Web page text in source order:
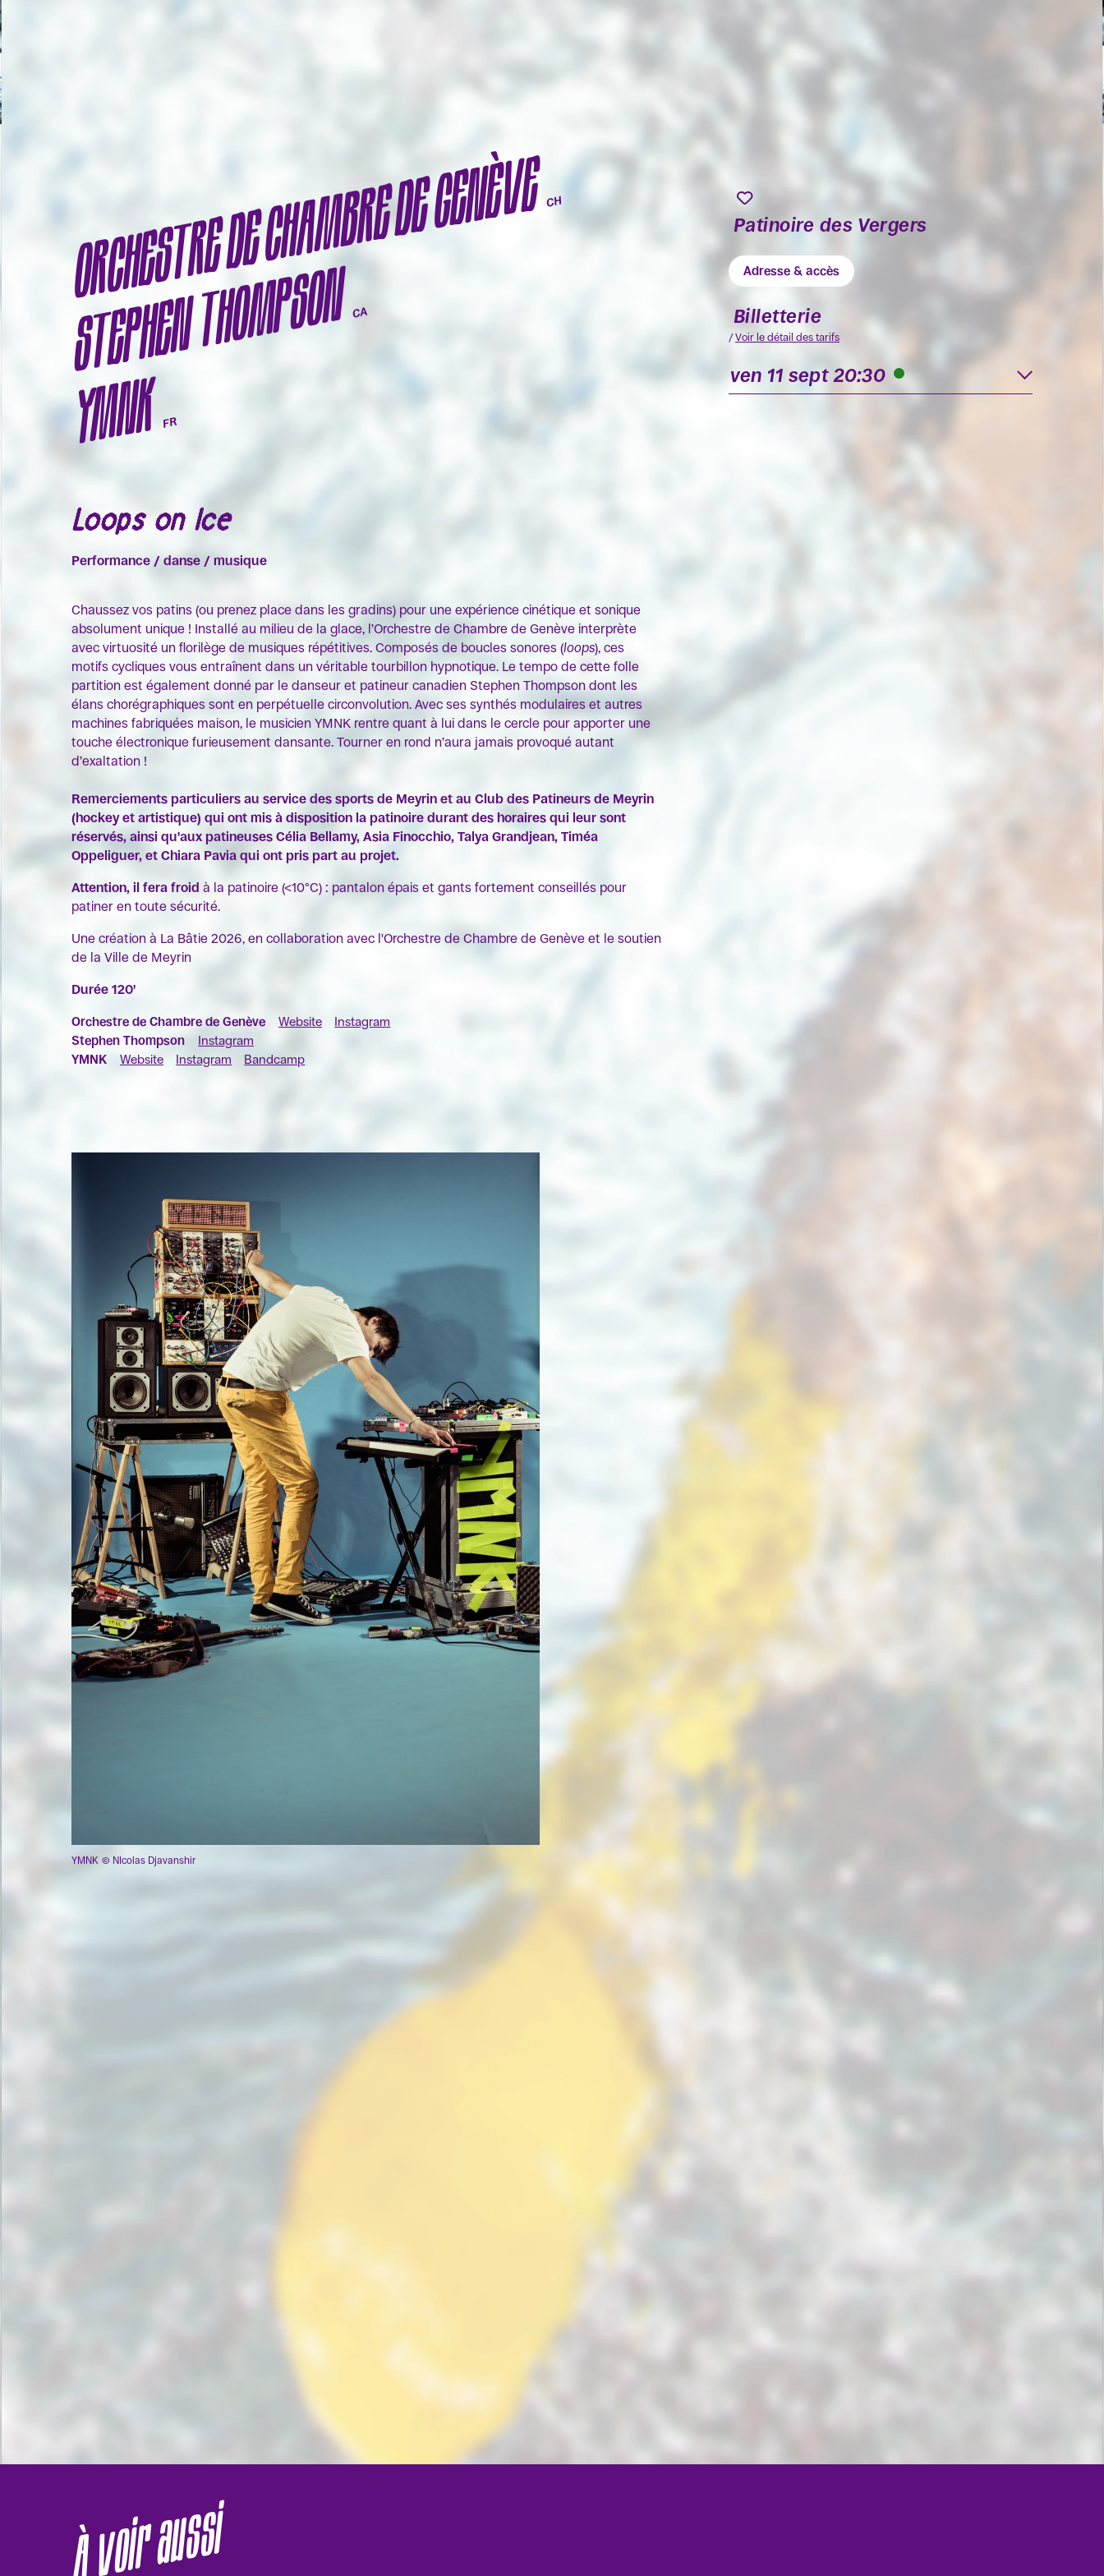
ORCHESTRE DE CHAMBRE DE GENÈVECH
STEPHEN THOMPSONCA
YMNKFR
Loops on Ice
Performance / danse / musique
Chaussez vos patins (ou prenez place dans les gradins) pour une expérience cinétique et sonique
absolument unique ! Installé au milieu de la glace, l’Orchestre de Chambre de Genève interprète
avec virtuosité un florilège de musiques répétitives. Composés de boucles sonores (loops), ces
motifs cycliques vous entraînent dans un véritable tourbillon hypnotique. Le tempo de cette folle
partition est également donné par le danseur et patineur canadien Stephen Thompson dont les
élans chorégraphiques sont en perpétuelle circonvolution. Avec ses synthés modulaires et autres
machines fabriquées maison, le musicien YMNK rentre quant à lui dans le cercle pour apporter une
touche électronique furieusement dansante. Tourner en rond n’aura jamais provoqué autant
d’exaltation !
Remerciements particuliers au service des sports de Meyrin et au Club des Patineurs de Meyrin
(hockey et artistique) qui ont mis à disposition la patinoire durant des horaires qui leur sont
réservés, ainsi qu'aux patineuses Célia Bellamy, Asia Finocchio, Talya Grandjean, Timéa
Oppeliguer, et Chiara Pavia qui ont pris part au projet.
Attention, il fera froid à la patinoire (<10°C) : pantalon épais et gants fortement conseillés pour
patiner en toute sécurité.
Une création à La Bâtie 2026, en collaboration avec l'Orchestre de Chambre de Genève et le soutien
de la Ville de Meyrin
Durée 120'
Orchestre de Chambre de Genève Website
Instagram
Stephen Thompson
Instagram
YMNK Website Instagram Bandcamp
Patinoire des Vergers
Adresse & accès
Billetterie
/Voir le détail des tarifs
ven 11 sept 20:30
YMNK © NIcolas Djavanshir
À voir aussi